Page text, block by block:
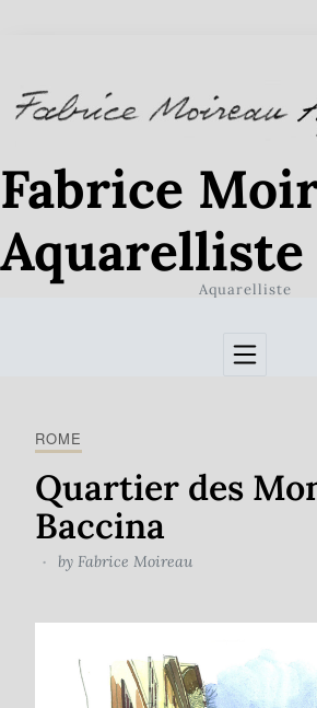
Fabrice
Aquarelliste
Aquarelliste
ROME
Quartier des
Baccina
by Fabrice Moireau